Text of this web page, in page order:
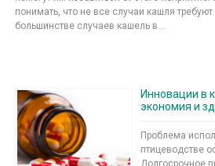
понимать, что не все случаи кашля
большинстве случаев кашель в...
Инновации в
экономия и
Проблема
птицеводстве
Долгосрочное